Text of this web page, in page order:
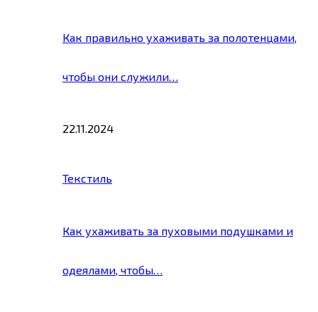
Как правильно ухаживать за полотенцами,
чтобы они служили…
22.11.2024
Текстиль
Как ухаживать за пуховыми подушками и
одеялами, чтобы…